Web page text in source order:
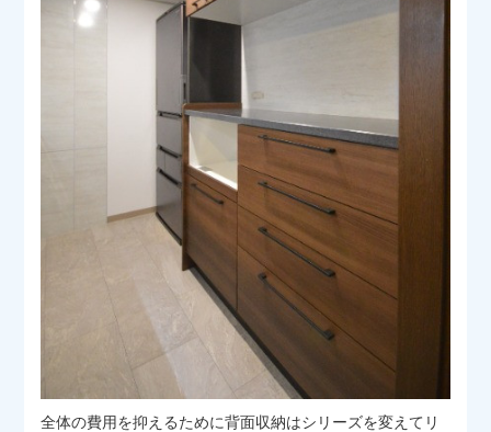
全体の費用を抑えるために背面収納はシリーズを変えてリ